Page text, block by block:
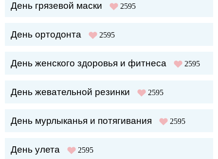
День грязевой маски 2595
День ортодонта 2595
День женского здоровья и фитнеса 2595
День жевательной резинки 2595
День мурлыканья и потягивания 2595
День улета 2595